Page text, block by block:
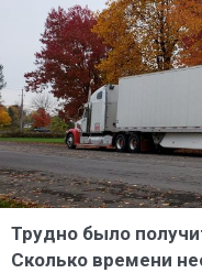
Трудно было
Сколько времени